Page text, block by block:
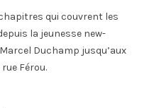
qui couvrent les
la jeunesse new-
Duchamp jusqu’aux
Férou.